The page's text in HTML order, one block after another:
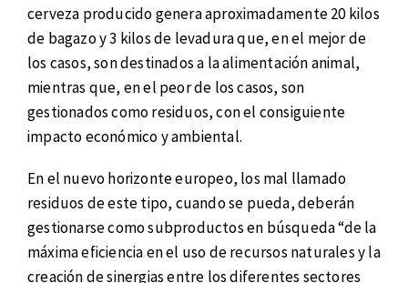
cerveza producido genera aproximadamente 20 kilos
de bagazo y 3 kilos de levadura que, en el mejor de
los casos, son destinados a la alimentación animal,
mientras que, en el peor de los casos, son
gestionados como residuos, con el consiguiente
impacto económico y ambiental.
En el nuevo horizonte europeo, los mal llamado
residuos de este tipo, cuando se pueda, deberán
gestionarse como subproductos en búsqueda “de la
máxima eficiencia en el uso de recursos naturales y la
creación de sinergias entre los diferentes sectores